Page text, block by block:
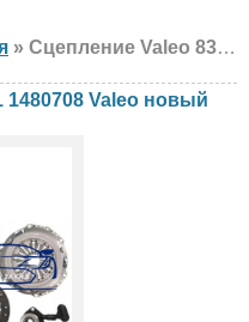
» Сцепление Valeo 834071 1480708 Ford, Volvo, новый
1480708 Valeo новый